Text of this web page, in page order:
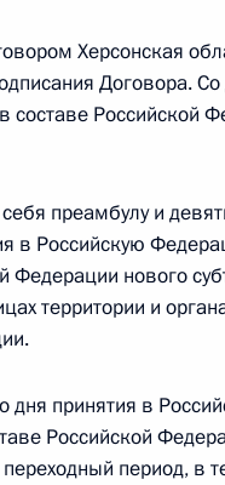
среда
правового
территории
области и
Херсонская
Договора.
составе Российской
преамбулу и
в Российскую
Федерации нового
территории и
дня принятия в
Российской
период, в